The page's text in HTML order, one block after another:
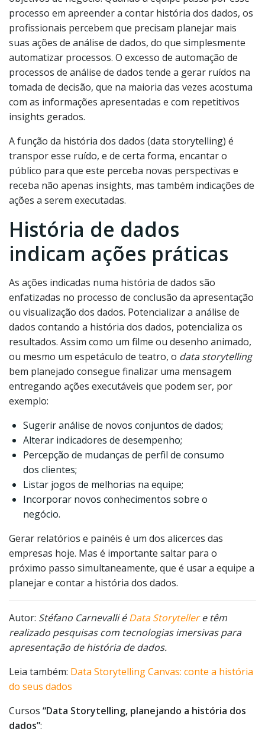
processo em apreender a contar história dos dados, os
profissionais percebem que precisam planejar mais
suas ações de análise de dados, do que simplesmente
automatizar processos. O excesso de automação de
processos de análise de dados tende a gerar ruídos na
tomada de decisão, que na maioria das vezes acostuma
com as informações apresentadas e com repetitivos
insights gerados.
A função da história dos dados (data storytelling) é
transpor esse ruído, e de certa forma, encantar o
público para que este perceba novas perspectivas e
receba não apenas insights, mas também indicações de
ações a serem executadas.
História de dados
indicam ações práticas
As ações indicadas numa história de dados são
enfatizadas no processo de conclusão da apresentação
ou visualização dos dados. Potencializar a análise de
dados contando a história dos dados, potencializa os
resultados. Assim como um filme ou desenho animado,
ou mesmo um espetáculo de teatro, o data storytelling
bem planejado consegue finalizar uma mensagem
entregando ações executáveis ​​que podem ser, por
exemplo:
Sugerir análise de novos conjuntos de dados;
Alterar indicadores de desempenho;
Percepção de mudanças de perfil de consumo
dos clientes;
Listar jogos de melhorias na equipe;
Incorporar novos conhecimentos sobre o
negócio.
Gerar relatórios e painéis é um dos alicerces das
empresas hoje. Mas é importante saltar para o
próximo passo simultaneamente, que é usar a equipe a
planejar e contar a história dos dados.
Autor: Stéfano Carnevalli éData Storytellere têm
realizado pesquisas com tecnologias imersivas para
apresentação de história de dados.
Leia também: Data Storytelling Canvas: conte a história
do seus dados
Cursos “Data Storytelling, planejando a história dos
dados”: